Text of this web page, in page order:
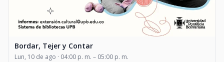
Bordar, Tejer y Contar
Lun, 10 de ago · 04:00 p. m. – 05:00 p. m.